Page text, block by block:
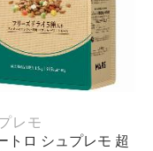
レモ
トロ シュプレモ 超